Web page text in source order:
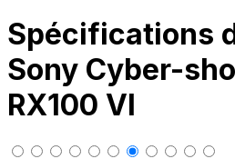
Spécifications
Sony Cyber-
RX100 VI